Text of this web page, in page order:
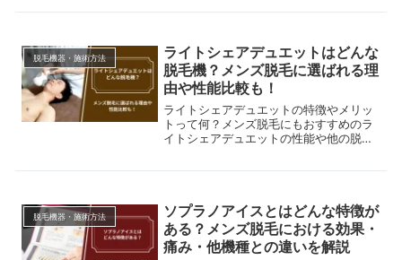
環境でも移動しやすい店舗選びのコツを
脱毛機器・施術方法
ライトシェアデュエットはどんな
脱毛機？メンズ脱毛に選ばれる理
由や性能比較も！
ライトシェアデュエットの特徴やメリッ
トって何？メンズ脱毛にもおすすめのラ
イトシェアデュエットの性能や他の脱毛
を徹底解説！どの脱毛機にするか迷って
脱毛機器・施術方法
ソプラノアイスとはどんな特徴が
ある？メンズ脱毛における効果・
痛み・他機種との違いを解説